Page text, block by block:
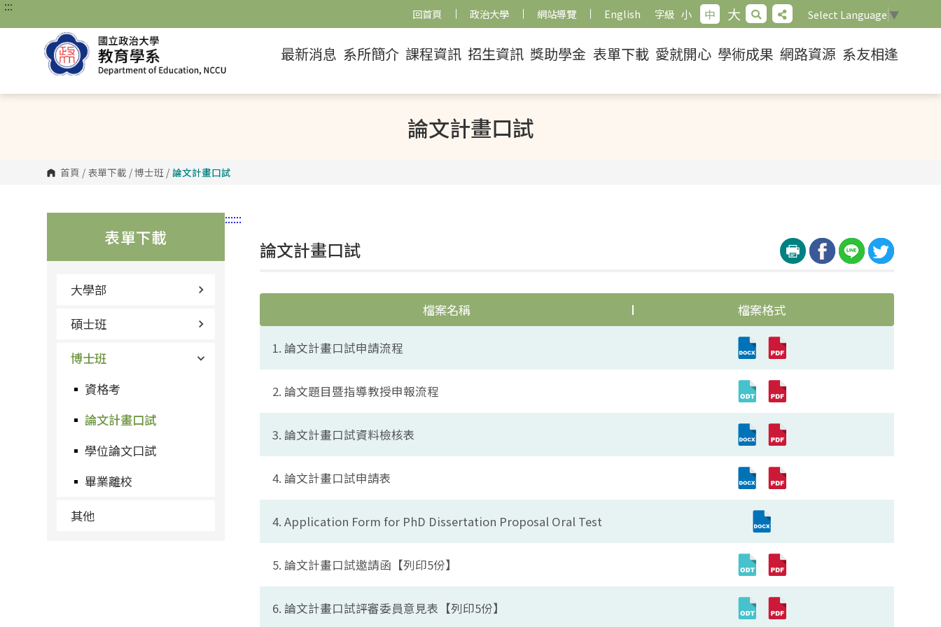
跳
主
::: 回首頁 政治大學 網站導覽 English 字級 小 中 大 Select Language ▼
最新消息 系所簡介 課程資訊 招生資訊 獎助學金 表單下載 愛就開心 學術成果 網路資源 系友相逢
論文計畫口試
首頁 / 表單下載 /博士班 / 論文計畫口試
:::
表單下載
大學部
碩士班
博士班
資格考
論文計畫口試
學位論文口試
畢業離校
其他
:::
論文計畫口試
檔案名稱 檔案格式
1. 論文計畫口試申請流程
2. 論文題目暨指導教授申報流程
3. 論文計畫口試資料檢核表
4. 論文計畫口試申請表
4. Application Form for PhD Dissertation Proposal Oral Test
5. 論文計畫口試邀請函【列印5份】
6. 論文計畫口試評審委員意見表【列印5份】